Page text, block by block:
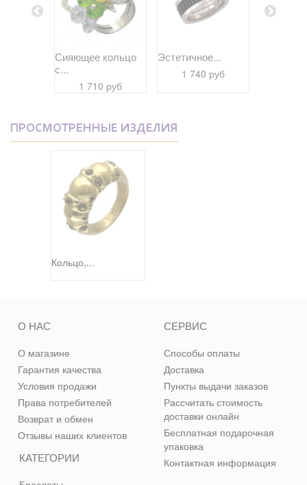
Сияющее кольцо
с...
1 710 руб
Эстетичное...
1 740 руб
ПРОСМОТРЕННЫЕ ИЗДЕЛИЯ
Кольцо,...
КАТЕГОРИИ
О НАС
О магазине
Гарантия качества
Условия продажи
Права потребителей
Возврат и обмен
Отзывы наших клиентов
СЕРВИС
Способы оплаты
Доставка
Пункты выдачи заказов
Рассчитать стоимость
доставки онлайн
Бесплатная подарочная
упаковка
Контактная информация